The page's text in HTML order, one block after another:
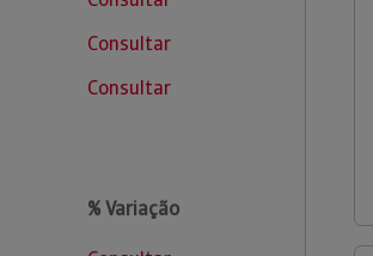
Consultar
Consultar
% Variação